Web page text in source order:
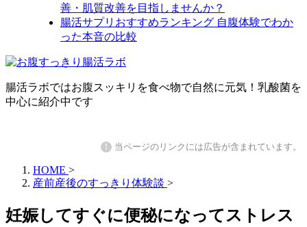
善・肌質改善を目指しませんか？
腸活サプリおすすめランキング 自腹体験でわか
った本音の比較
腸活ラボではお腹スッキリを食べ物で自然に元気！乳酸菌を
中心に紹介中です
! 当ページのリンクには広告が含まれています。
HOME >
産前産後のすっきり体験談 >
妊娠してすぐに便秘になってストレス